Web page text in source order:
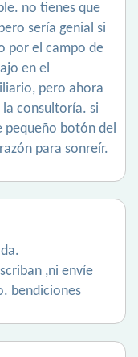
no tienes que
sería genial si
por el campo de
en el
pero ahora
consultoría. si
pequeño botón del
para sonreír.
,ni envíe
bendiciones